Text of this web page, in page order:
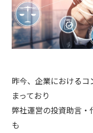
昨今、企業における
まっており
弊社運営の投資助言
も